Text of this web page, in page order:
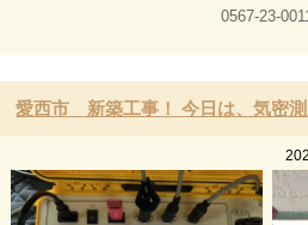
0567-23-
愛西市 新築工事！ 今日は、気密測